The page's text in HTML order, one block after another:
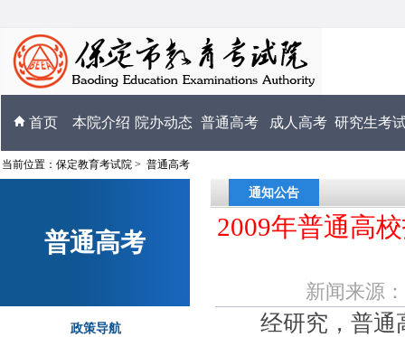
首页 本院介绍 院办动态 普通高考 成人高考 研究生考
当前位置： 保定教育考试院 > 普通高考
普通高考
政策导航
通知公告
2009年普通高
新闻来源
经研究，普通高